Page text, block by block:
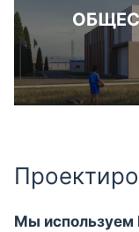
Мы используем